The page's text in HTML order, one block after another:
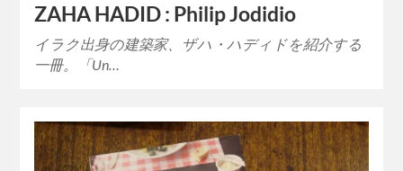
ZAHA HADID : Philip Jodidio
イラク出身の建築家、ザハ・ハディドを紹介する
一冊。「Un…